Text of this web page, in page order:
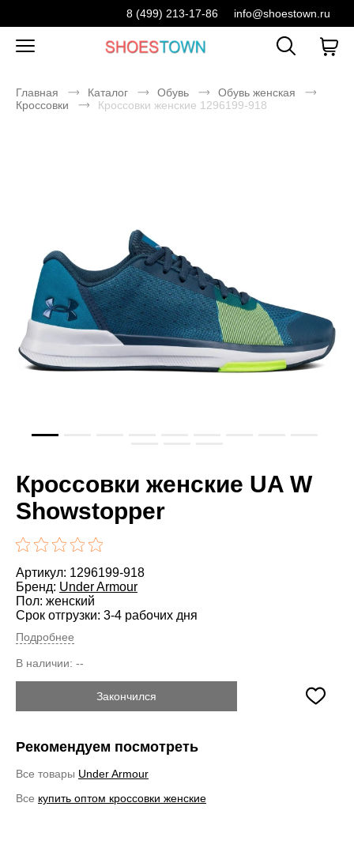
8 (499) 213-17-86 info@shoestown.ru
Главная Каталог Обувь
Обувь женская
Кроссовки
Кроссовки женские 1296199-918
Кроссовки женские UA W
Showstopper
Артикул: 1296199-918
Бренд: Under Armour
Пол: женский
Срок отгрузки: 3-4 рабочих дня
Подробнее
В наличии: --
Закончился
Рекомендуем посмотреть
Все товары Under Armour
Все купить оптом кроссовки женские